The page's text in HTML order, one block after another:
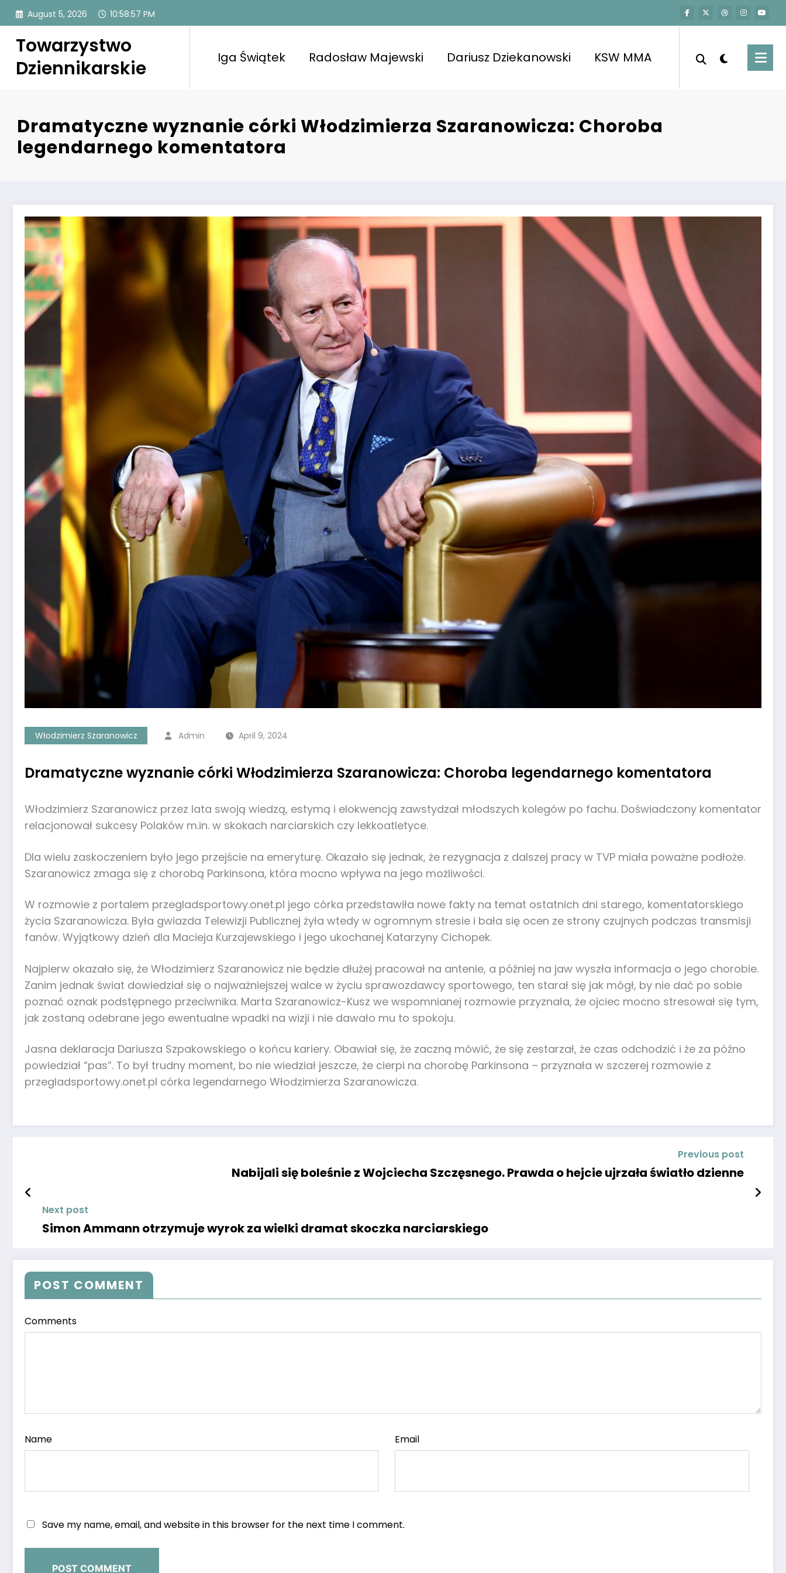
Skip
content
August 5, 2026 10:58:58 PM
Towarzystwo
Dziennikarskie
Iga Świątek Radosław Majewski Dariusz Dziekanowski KSW MMA
Dramatyczne wyznanie córki Włodzimierza Szaranowicza: Choroba
legendarnego komentatora
Włodzimierz Szaranowicz Admin April 9, 2024
Dramatyczne wyznanie córki Włodzimierza Szaranowicza: Choroba legendarnego komentatora
Włodzimierz Szaranowicz przez lata swoją wiedzą, estymą i elokwencją zawstydzał młodszych kolegów po fachu. Doświadczony komentator
relacjonował sukcesy Polaków m.in. w skokach narciarskich czy lekkoatletyce.
Dla wielu zaskoczeniem było jego przejście na emeryturę. Okazało się jednak, że rezygnacja z dalszej pracy w TVP miała poważne podłoże.
Szaranowicz zmaga się z chorobą Parkinsona, która mocno wpływa na jego możliwości.
W rozmowie z portalem przegladsportowy.onet.pl jego córka przedstawiła nowe fakty na temat ostatnich dni starego, komentatorskiego
życia Szaranowicza. Była gwiazda Telewizji Publicznej żyła wtedy w ogromnym stresie i bała się ocen ze strony czujnych podczas transmisji
fanów. Wyjątkowy dzień dla Macieja Kurzajewskiego i jego ukochanej Katarzyny Cichopek.
Najpierw okazało się, że Włodzimierz Szaranowicz nie będzie dłużej pracował na antenie, a później na jaw wyszła informacja o jego chorobie.
Zanim jednak świat dowiedział się o najważniejszej walce w życiu sprawozdawcy sportowego, ten starał się jak mógł, by nie dać po sobie
poznać oznak podstępnego przeciwnika. Marta Szaranowicz-Kusz we wspomnianej rozmowie przyznała, że ojciec mocno stresował się tym,
jak zostaną odebrane jego ewentualne wpadki na wizji i nie dawało mu to spokoju.
Jasna deklaracja Dariusza Szpakowskiego o końcu kariery. Obawiał się, że zaczną mówić, że się zestarzał, że czas odchodzić i że za późno
powiedział “pas”. To był trudny moment, bo nie wiedział jeszcze, że cierpi na chorobę Parkinsona – przyznała w szczerej rozmowie z
przegladsportowy.onet.pl córka legendarnego Włodzimierza Szaranowicza.
Previous post
Nabijali się boleśnie z Wojciecha Szczęsnego. Prawda o hejcie ujrzała światło dzienne
Next post
Simon Ammann otrzymuje wyrok za wielki dramat skoczka narciarskiego
POST COMMENT
Comments
Name Email
Save my name, email, and website in this browser for the next time I comment.